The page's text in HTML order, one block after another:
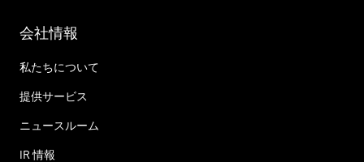
会社情報
私たちについて
提供サービス
ニュースルーム
IR 情報